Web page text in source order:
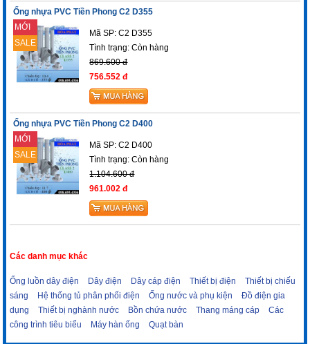
Ống nhựa PVC Tiền Phong C2 D355
MỚI
SALE
Mã SP: C2 D355
Tình trạng:Còn hàng
869.600 đ
756.552 đ
Ống nhựa PVC Tiền Phong C2 D400
MỚI
SALE
Mã SP: C2 D400
Tình trạng:Còn hàng
1.104.600 đ
961.002 đ
Các danh mục khác
Ống luồn dây điện Dây điện Dây cáp điện Thiết bị điện
Thiết bị chiếu
sáng
Hệ thống tủ phân phối điện Ống nước và phụ kiện
Đồ điện gia
dụng
Thiết bị nghành nước Bồn chứa nước Thang máng cáp
Các
công trình tiêu biểu
Máy hàn ống Quạt bàn